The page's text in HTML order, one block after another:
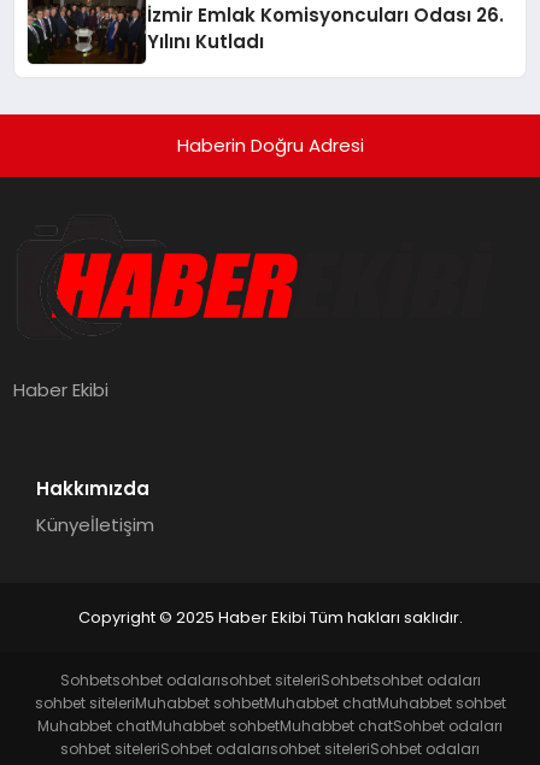
İzmir Emlak Komisyoncuları Odası 26.
Yılını Kutladı
Haberin Doğru Adresi
Haber Ekibi
Hakkımızda
Künyeİletişim
Copyright © 2025 Haber Ekibi Tüm hakları saklıdır.
Sohbetsohbet odalarısohbet siteleriSohbetsohbet odaları
sohbet siteleriMuhabbet sohbetMuhabbet chatMuhabbet sohbet
Muhabbet chatMuhabbet sohbetMuhabbet chatSohbet odaları
sohbet siteleriSohbet odalarısohbet siteleriSohbet odaları